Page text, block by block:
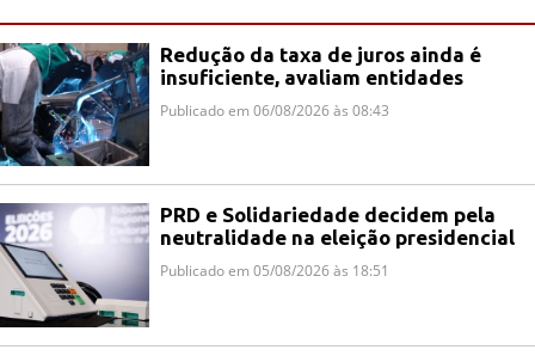
Redução da taxa de juros ainda é
insuficiente, avaliam entidades
Publicado em 06/08/2026 às 08:43
PRD e Solidariedade decidem pela
neutralidade na eleição presidencial
Publicado em 05/08/2026 às 18:51